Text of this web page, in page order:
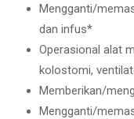
Mengganti/
dan infus*
Operasional alat
kolostomi,
Memberikan/
Mengganti/